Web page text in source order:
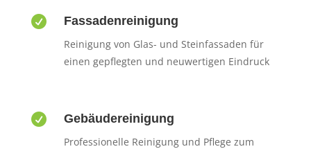
 Fassadenreinigung
Reinigung von Glas- und Steinfassaden für
einen gepflegten und neuwertigen Eindruck
 Gebäudereinigung
Professionelle Reinigung und Pflege zum